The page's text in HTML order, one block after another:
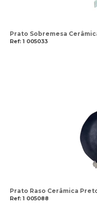
Prato Sobremesa
Ref: 1 005033
Prato Raso Cerâmica
Ref: 1 005088